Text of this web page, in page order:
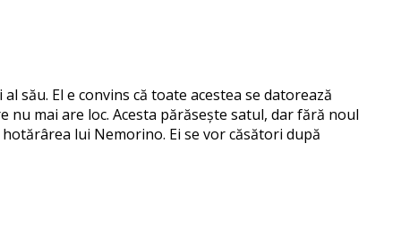
său. El e convins că toate acestea se datorează
mai are loc. Acesta părăsește satul, dar fără noul
lui Nemorino. Ei se vor căsători după